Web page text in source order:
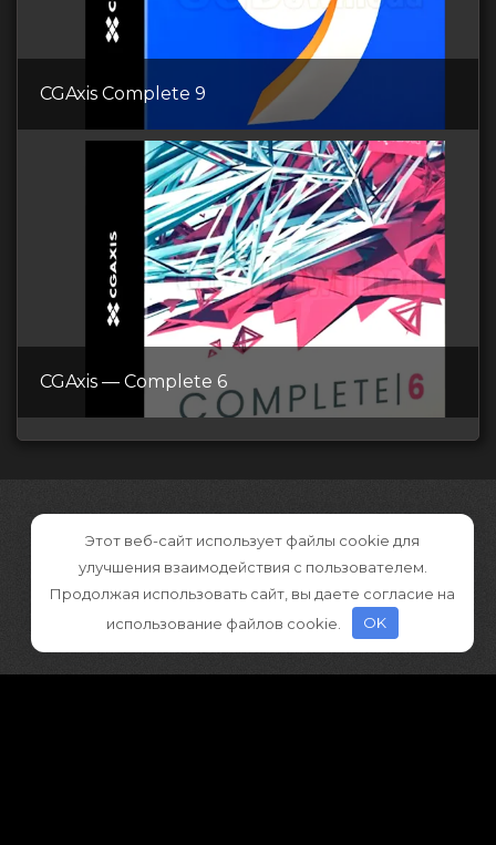
CGAxis Complete 9
CGAxis — Complete 6
Этот веб-сайт использует файлы cookie для
улучшения взаимодействия с пользователем.
Продолжая использовать сайт, вы даете согласие на
использование файлов cookie.
OK